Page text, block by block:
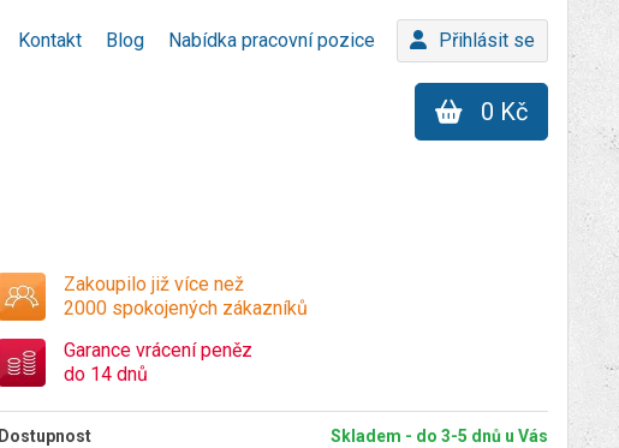
Kontakt Blog Nabídka pracovní pozice Přihlásit se
0 Kč
Zakoupilo již více než
2000 spokojených zákazníků
Garance vrácení peněz
do 14 dnů
Dostupnost Skladem - do 3-5 dnů u Vás